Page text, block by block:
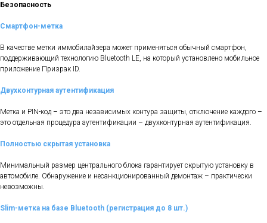
Безопасность
Смартфон-метка
В качестве метки иммобилайзера может применяться обычный смартфон,
поддерживающий технологию Bluetooth LE, на который установлено мобильное
приложение Призрак ID.
Двухконтурная аутентификация
Метка и PIN-код – это два независимых контура защиты, отключение каждого –
это отдельная процедура аутентификации – двухконтурная аутентификация.
Полностью скрытая установка
Минимальный размер центрального блока гарантирует скрытую установку в
автомобиле. Обнаружение и несанкционированный демонтаж – практически
невозможны.
Slim-метка на базе Bluetooth (регистрация до 8 шт.)